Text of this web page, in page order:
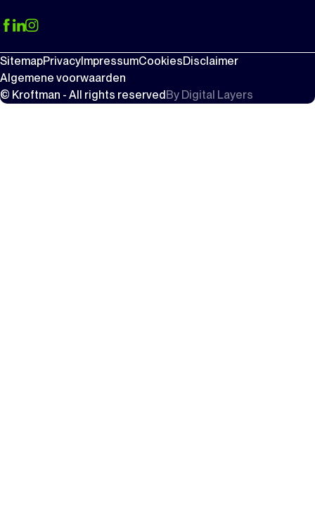
SitemapPrivacyImpressumCookiesDisclaimer
Algemene voorwaarden
© Kroftman - All rights reservedBy Digital Layers